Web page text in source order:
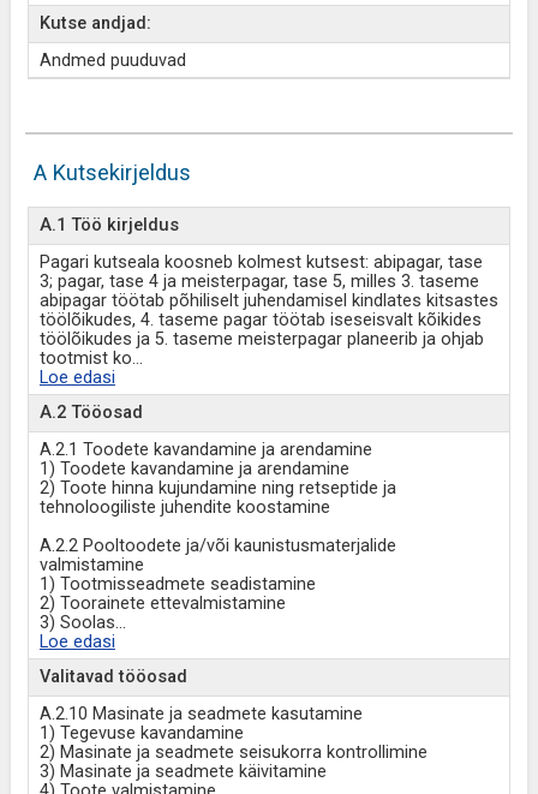
Kutse andjad:
Andmed puuduvad
A Kutsekirjeldus
A.1 Töö kirjeldus
Pagari kutseala koosneb kolmest kutsest: abipagar, tase
3; pagar, tase 4 ja meisterpagar, tase 5, milles 3. taseme
abipagar töötab põhiliselt juhendamisel kindlates kitsastes
töölõikudes, 4. taseme pagar töötab iseseisvalt kõikides
töölõikudes ja 5. taseme meisterpagar planeerib ja ohjab
tootmist ko...
Loe edasi
A.2 Tööosad
A.2.1 Toodete kavandamine ja arendamine
1) Toodete kavandamine ja arendamine
2) Toote hinna kujundamine ning retseptide ja
tehnoloogiliste juhendite koostamine
A.2.2 Pooltoodete ja/või kaunistusmaterjalide
valmistamine
1) Tootmisseadmete seadistamine
2) Toorainete ettevalmistamine
3) Soolas...
Loe edasi
Valitavad tööosad
A.2.10 Masinate ja seadmete kasutamine
1) Tegevuse kavandamine
2) Masinate ja seadmete seisukorra kontrollimine
3) Masinate ja seadmete käivitamine